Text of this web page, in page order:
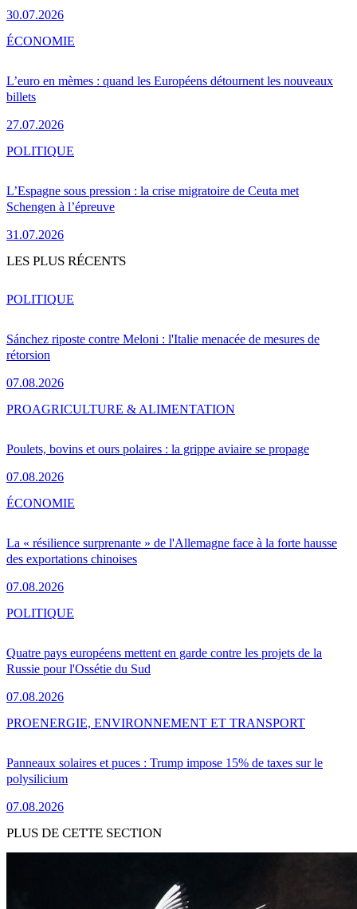
30.07.2026
L’euro en mèmes : quand les Européens détournent les nouveaux
billets
27.07.2026
ÉCONOMIE
L’Espagne sous pression : la crise migratoire de Ceuta met
Schengen à l’épreuve
31.07.2026
POLITIQUE
LES PLUS RÉCENTS
Sánchez riposte contre Meloni : l'Italie menacée de mesures de
rétorsion
07.08.2026
POLITIQUE
Poulets, bovins et ours polaires : la grippe aviaire se propage
07.08.2026
PROAGRICULTURE & ALIMENTATION
La « résilience surprenante » de l'Allemagne face à la forte hausse
des exportations chinoises
07.08.2026
ÉCONOMIE
Quatre pays européens mettent en garde contre les projets de la
Russie pour l'Ossétie du Sud
07.08.2026
POLITIQUE
Panneaux solaires et puces : Trump impose 15% de taxes sur le
polysilicium
07.08.2026
PROENERGIE, ENVIRONNEMENT ET TRANSPORT
PLUS DE CETTE SECTION